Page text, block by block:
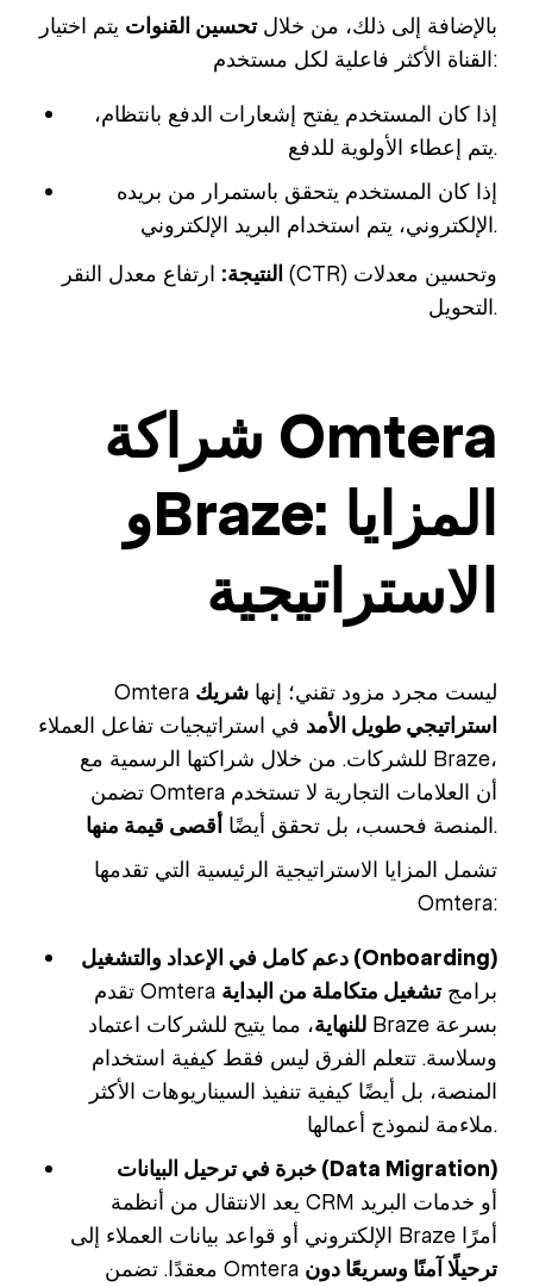
بالإضافة إلى ذلك، من خلالتحسين القنوات يتم اختيار
القناة الأكثر فاعلية لكل مستخدم:
إذا كان المستخدم يفتح إشعارات الدفع بانتظام،
يتم إعطاء الأولوية للدفع.
إذا كان المستخدم يتحقق باستمرار من بريده
الإلكتروني، يتم استخدام البريد الإلكتروني.
النتيجة: ارتفاع معدل النقر (CTR) وتحسين معدلات
التحويل.
شراكة Omtera
وBraze: المزايا
الاستراتيجية
Omtera ليست مجرد مزود تقني؛ إنها شريك
استراتيجي طويل الأمد في استراتيجيات تفاعل العملاء
للشركات. من خلال شراكتها الرسمية مع Braze،
تضمن Omtera أن العلامات التجارية لا تستخدم
المنصة فحسب، بل تحقق أيضًا أقصى قيمة منها
.
تشمل المزايا الاستراتيجية الرئيسية التي تقدمها
Omtera:
دعم كامل في الإعداد والتشغيل (Onboarding)
تقدم Omtera برامجتشغيل متكاملة من البداية
للنهاية، مما يتيح للشركات اعتماد Braze بسرعة
وسلاسة. تتعلم الفرق ليس فقط كيفية استخدام
المنصة، بل أيضًا كيفية تنفيذ السيناريوهات الأكثر
ملاءمة لنموذج أعمالها.
خبرة في ترحيل البيانات (Data Migration)
يعد الانتقال من أنظمة CRM أو خدمات البريد
الإلكتروني أو قواعد بيانات العملاء إلى Braze أمرًا
معقدًا. تضمن Omtera ترحيلًا آمنًا وسريعًا دون